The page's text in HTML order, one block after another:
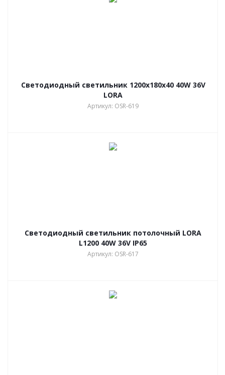
Светодиодный светильник 1200х180х40 40W 36V
LORA
Артикул: OSR-619
Светодиодный светильник потолочный LORA
L1200 40W 36V IP65
Артикул: OSR-617